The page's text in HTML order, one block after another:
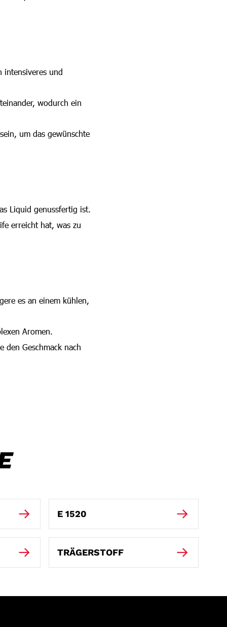
intensiveres und
wodurch ein
um das gewünschte
Liquid genussfertig ist.
erreicht hat, was zu
es an einem kühlen,
Aromen.
den Geschmack nach
E 1520
TRÄGERSTOFF